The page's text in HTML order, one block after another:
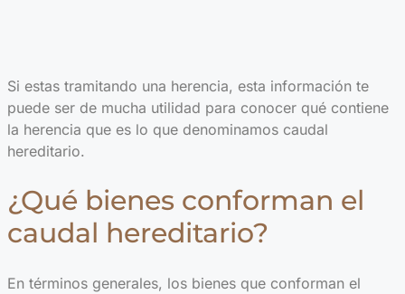
Si estas tramitando una herencia, esta información te
puede ser de mucha utilidad para conocer qué contiene
la herencia que es lo que denominamos caudal
hereditario.
¿Qué bienes conforman el
caudal hereditario?
En términos generales, los bienes que conforman el